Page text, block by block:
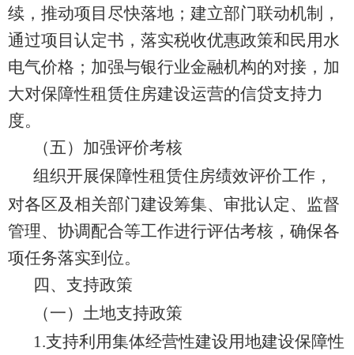
续，推动项目尽快落地；建立部门联动机制，
通过项目认定书，落实税收优惠政策和民用水
电气价格 ； 加强与银行业金融机构的对接，加
大对保障性租赁住房建设运营的信贷支持力
度。
（五） 加强评价考核
组织开展保障性租赁住房绩效评价工作，
对各区及相关部门建设筹集、审批认定、监督
管理、协调配合等工作进行评估考核，确保各
项任务落实到位。
四、 支持政策
（一） 土地支持政策
1 .支持利用集体经营性建设用地建设保障性